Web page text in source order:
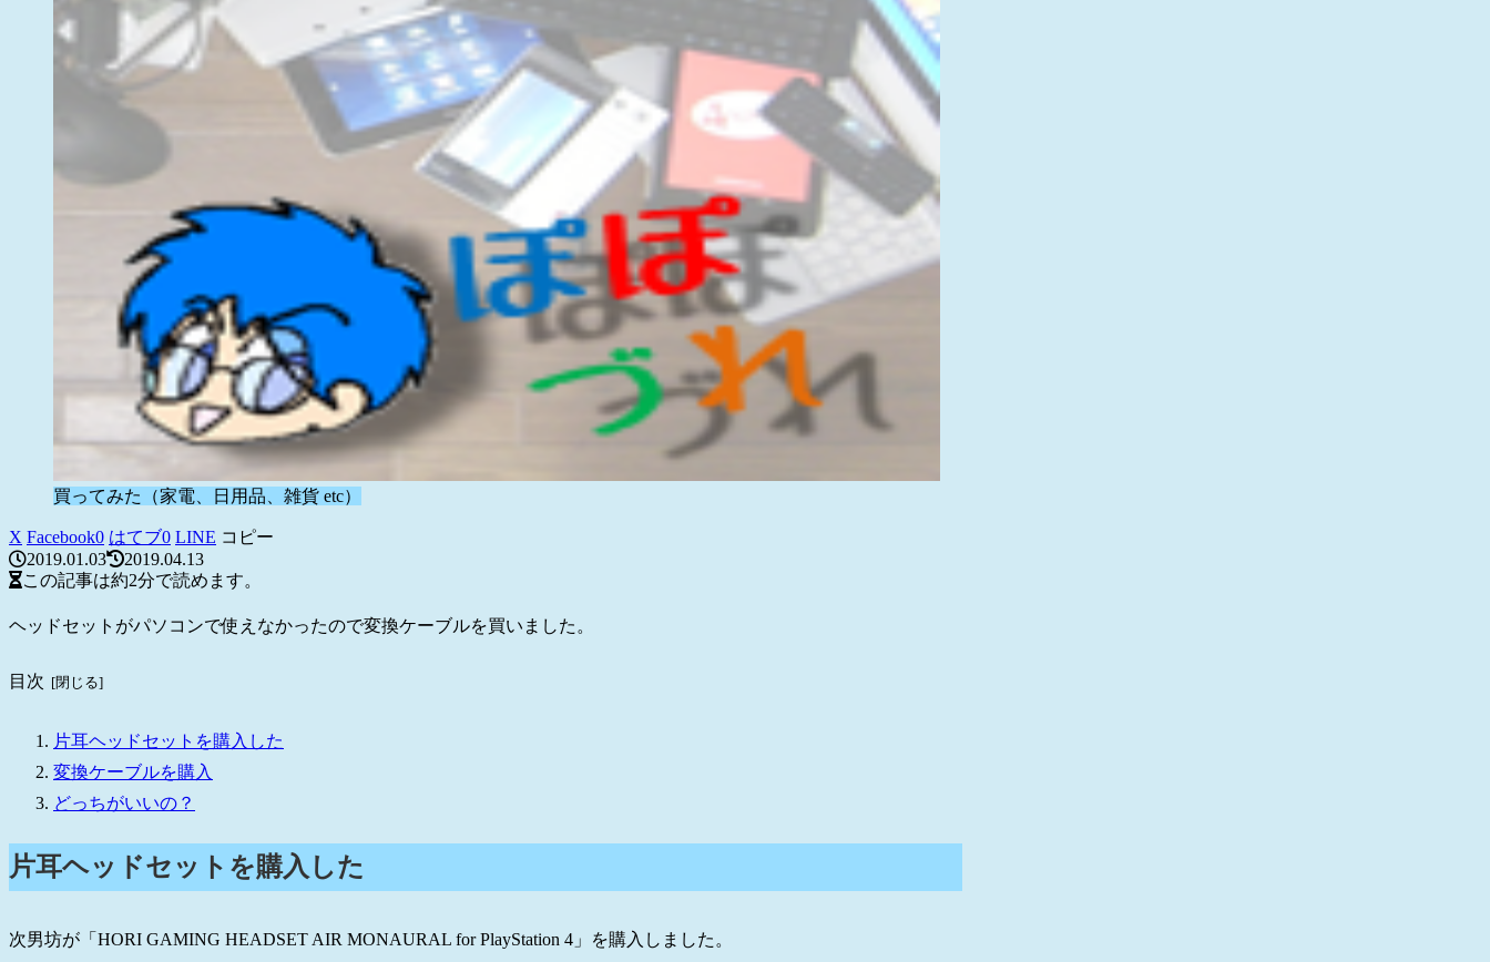
買ってみた（家電、日用品、雑貨 etc）
X Facebook0 はてブ0 LINE コピー
2019.01.03
2019.04.13
この記事は約2分で読めます。
ヘッドセットがパソコンで使えなかったので変換ケーブルを買いました。
目次
片耳ヘッドセットを購入した
変換ケーブルを購入
どっちがいいの？
片耳ヘッドセットを購入した
次男坊が「HORI GAMING HEADSET AIR MONAURAL for PlayStation 4」を購入しました。